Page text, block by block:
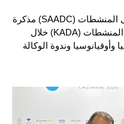
وقعت اللجنة السعودية للرقابة على المنشطات (SAADC) مذكرة
تفاهم مع الوكالة الكورية لمكافحة المنشطات (KADA) خلال
وأوقيانوسيا وندوة الوكالة